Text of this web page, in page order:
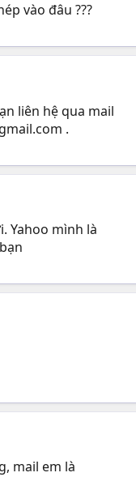
vào đâu ???
liên hệ qua mail
.
Yahoo mình là
mail em là